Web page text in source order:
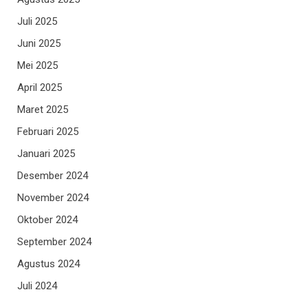
Juli 2025
Juni 2025
Mei 2025
April 2025
Maret 2025
Februari 2025
Januari 2025
Desember 2024
November 2024
Oktober 2024
September 2024
Agustus 2024
Juli 2024